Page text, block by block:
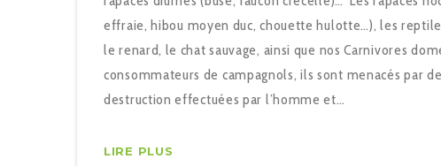
effraie, hibou moyen duc, chouette hulotte…), les
le renard, le chat sauvage, ainsi que nos Carnivores
consommateurs de campagnols, ils sont menacés par
destruction effectuées par l’homme et…
LIRE PLUS